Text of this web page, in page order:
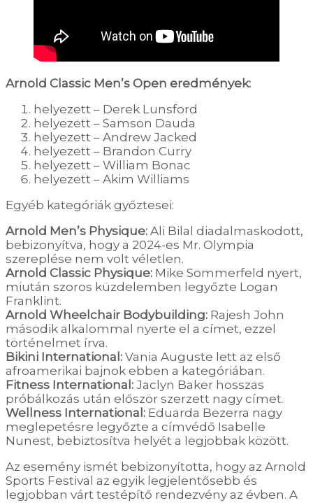
Arnold Classic Men’s Open eredmények:
helyezett – Derek Lunsford
helyezett – Samson Dauda
helyezett – Andrew Jacked
helyezett – Brandon Curry
helyezett – William Bonac
helyezett – Akim Williams
Egyéb kategóriák győztesei:
Arnold Men’s Physique: Ali Bilal diadalmaskodott,
bebizonyítva, hogy a 2024-es Mr. Olympia
szereplése nem volt véletlen.
Arnold Classic Physique: Mike Sommerfeld nyert,
miután szoros küzdelemben legyőzte Logan
Franklint.
Arnold Wheelchair Bodybuilding: Rajesh John
második alkalommal nyerte el a címet, ezzel
történelmet írva.
Bikini International: Vania Auguste lett az első
afroamerikai bajnok ebben a kategóriában.
Fitness International: Jaclyn Baker hosszas
próbálkozás után először szerzett nagy címet.
Wellness International: Eduarda Bezerra nagy
meglepetésre legyőzte a címvédő Isabelle
Nunest, bebiztosítva helyét a legjobbak között.
Az esemény ismét bebizonyította, hogy az Arnold
Sports Festival az egyik legjelentősebb és
legjobban várt testépítő rendezvény az évben. A